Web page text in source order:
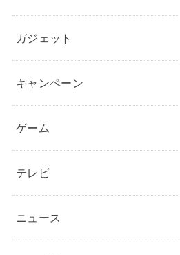
ガジェット
キャンペーン
ゲーム
テレビ
ニュース